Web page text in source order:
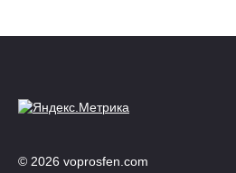
© 2026 voprosfen.com